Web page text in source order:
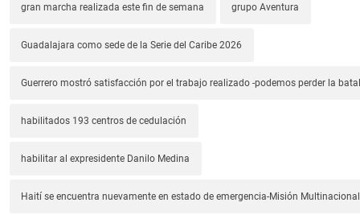
gran marcha realizada este fin de semana grupo Aventura
Guadalajara como sede de la Serie del Caribe 2026
Guerrero mostró satisfacción por el trabajo realizado -podemos perder la
habilitados 193 centros de cedulación
habilitar al expresidente Danilo Medina
Haití se encuentra nuevamente en estado de emergencia-Misión